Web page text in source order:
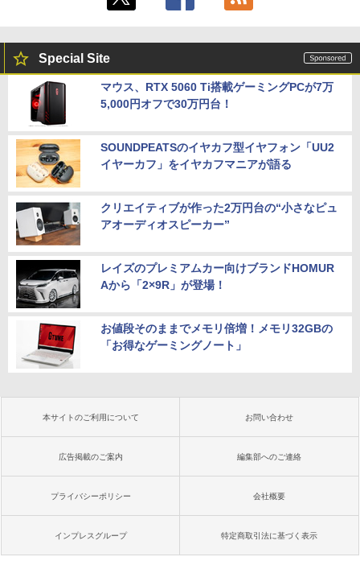
Special Site
マウス、RTX 5060 Ti搭載ゲーミングPCが7万
5,000円オフで30万円台！
SOUNDPEATSのイヤカフ型イヤフォン「UU2
イヤーカフ」をイヤカフマニアが語る
クリエイティブが作った2万円台の“小さなピュ
アオーディオスピーカー”
レイズのプレミアムカー向けブランドHOMUR
Aから「2×9R」が登場！
お値段そのままでメモリ倍増！メモリ32GBの
「お得なゲーミングノート」
本サイトのご利用について お問い合わせ
広告掲載のご案内 編集部へのご連絡
プライバシーポリシー 会社概要
インプレスグループ 特定商取引法に基づく表示